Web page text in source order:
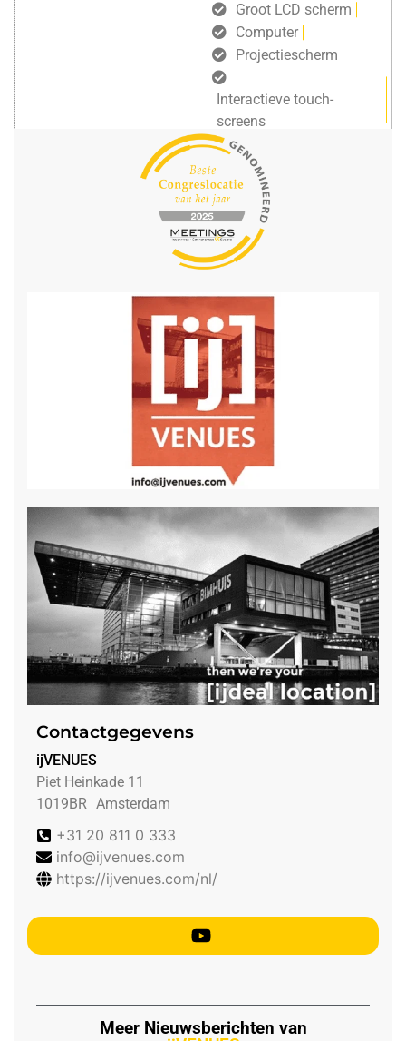
Groot LCD scherm
Computer
Projectiescherm
Interactieve touch-
screens
gratis draadloos internet
Contactgegevens
ijVENUES
Piet Heinkade 11
1019BR Amsterdam
+31 20 811 0 333
info@ijvenues.com
https://ijvenues.com/nl/
Meer Nieuwsberichten van